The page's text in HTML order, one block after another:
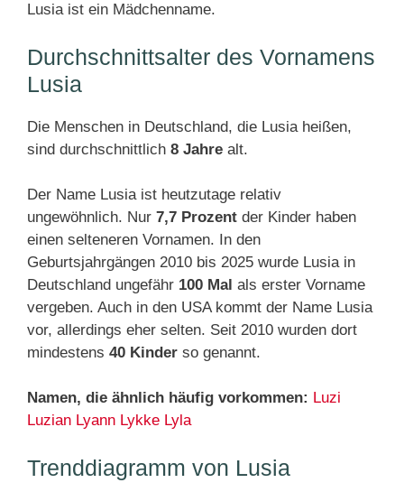
Lusia ist ein Mädchenname.
Durchschnittsalter des Vornamens
Lusia
Die Menschen in Deutschland, die Lusia heißen,
sind durchschnittlich 8 Jahre alt.
Der Name Lusia ist heutzutage relativ
ungewöhnlich. Nur 7,7 Prozent der Kinder haben
einen selteneren Vornamen. In den
Geburtsjahrgängen 2010 bis 2025 wurde Lusia in
Deutschland ungefähr 100 Mal als erster Vorname
vergeben. Auch in den USA kommt der Name Lusia
vor, allerdings eher selten. Seit 2010 wurden dort
mindestens 40 Kinder so genannt.
Namen, die ähnlich häufig vorkommen: Luzi
Luzian Lyann Lykke Lyla
Trenddiagramm von Lusia